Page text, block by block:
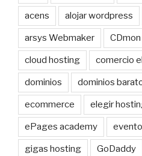
acens alojar wordpress
arsys Webmaker CDmon
cloud hosting comercio
dominios dominios
ecommerce elegir
ePages academy
gigas hosting GoDaddy